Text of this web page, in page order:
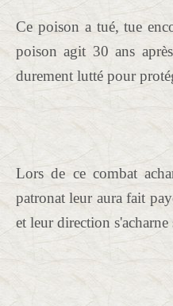
Ce poison a tué, tue
poison agit 30 ans
durement lutté pour
Lors de ce combat
patronat leur aura fait
et leur direction